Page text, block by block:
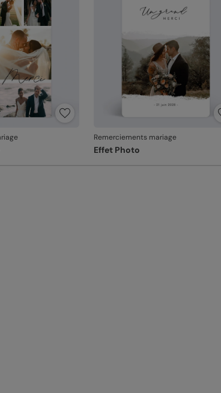
produit ne pourra pas être repris.
Remerciements mariage
Effet Photo